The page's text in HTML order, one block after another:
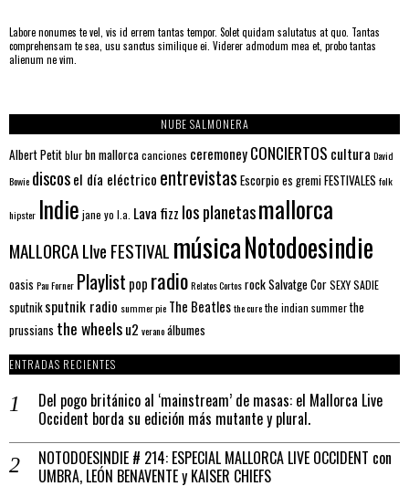
Labore nonumes te vel, vis id errem tantas tempor. Solet quidam salutatus at quo. Tantas
comprehensam te sea, usu sanctus similique ei. Viderer admodum mea et, probo tantas
alienum ne vim.
NUBE SALMONERA
Albert Petitblurbn mallorcacanciones ceremoneyCONCIERTOS cultura David
Bowie discosel día eléctrico entrevistas Escorpioes gremiFESTIVALES folk
hipster Indie jane yo l.a. Lava fizz los planetasmallorca
MALLORCA LIve FESTIVAL músicaNotodoesindie
oasis Pau Forner Playlist pop radioRelatos CortosrockSalvatge CorSEXY SADIE
sputnik sputnik radio summer pie The Beatlesthe curethe indian summerthe
prussians the wheelsu2 veranoálbumes
ENTRADAS RECIENTES
Del pogo británico al ‘mainstream’ de masas: el Mallorca Live
Occident borda su edición más mutante y plural.
NOTODOESINDIE # 214: ESPECIAL MALLORCA LIVE OCCIDENT con
UMBRA, LEÓN BENAVENTE y KAISER CHIEFS